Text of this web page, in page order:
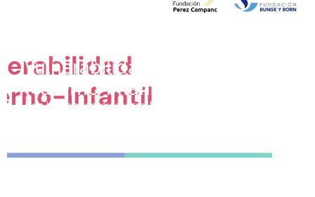
Vulnerabilidad Sanitaria
Materno-Infantil
Una herramienta desarrollada junto a Fundación